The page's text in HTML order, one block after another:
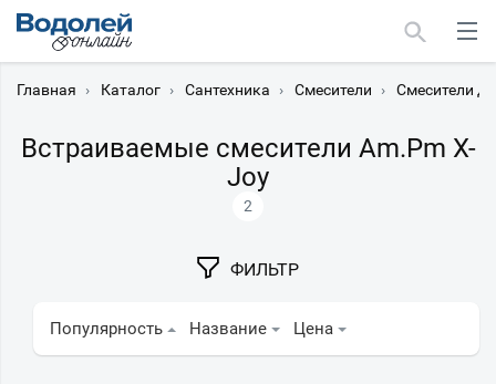
Главная › Каталог › Сантехника › Смесители › Смесители
Встраиваемые смесители Am.Pm X-
Joy
2
ФИЛЬТР
Популярность Название Цена